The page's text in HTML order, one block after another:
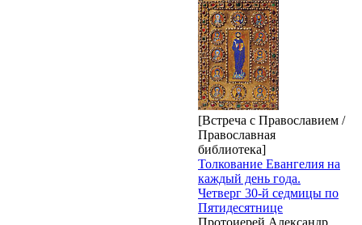
[Встреча с Православием /
Православная
библиотека]
Толкование Евангелия на
каждый день года.
Четверг 30-й седмицы по
Пятидесятнице
Протоиерей Александр